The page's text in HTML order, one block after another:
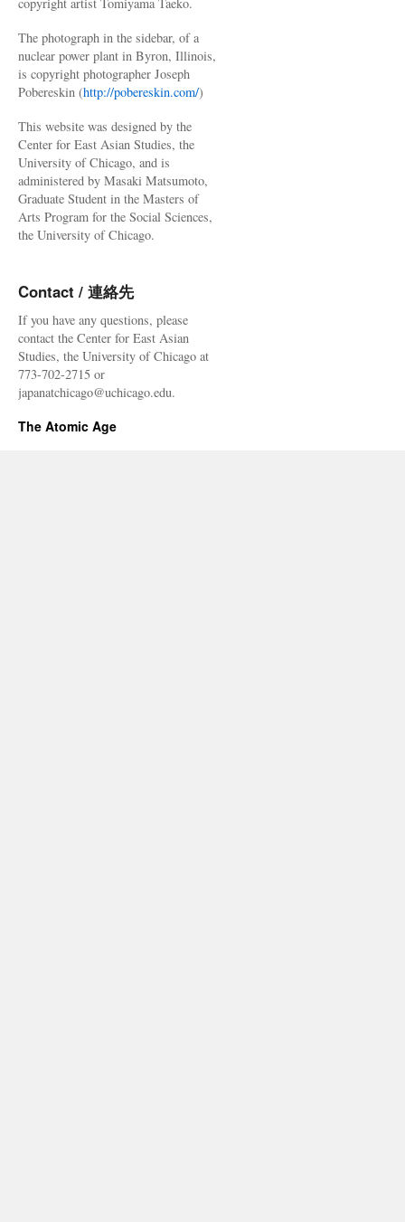
The photograph in the sidebar, of a
nuclear power plant in Byron, Illinois,
is copyright photographer Joseph
Pobereskin (http://pobereskin.com/)
This website was designed by the
Center for East Asian Studies, the
University of Chicago, and is
administered by Masaki Matsumoto,
Graduate Student in the Masters of
Arts Program for the Social Sciences,
the University of Chicago.
Contact / 連絡先
If you have any questions, please
contact the Center for East Asian
Studies, the University of Chicago at
773-702-2715 or
japanatchicago@uchicago.edu.
The Atomic Age